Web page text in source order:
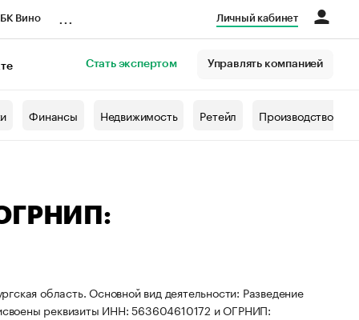
Вино Личный кабинет
Стать экспертом Управлять компанией
Финансы Недвижимость Ретейл Производство
область. Основной вид деятельности: Разведение
реквизиты ИНН: 563604610172 и ОГРНИП: